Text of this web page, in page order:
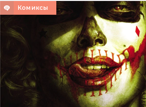
Комиксы